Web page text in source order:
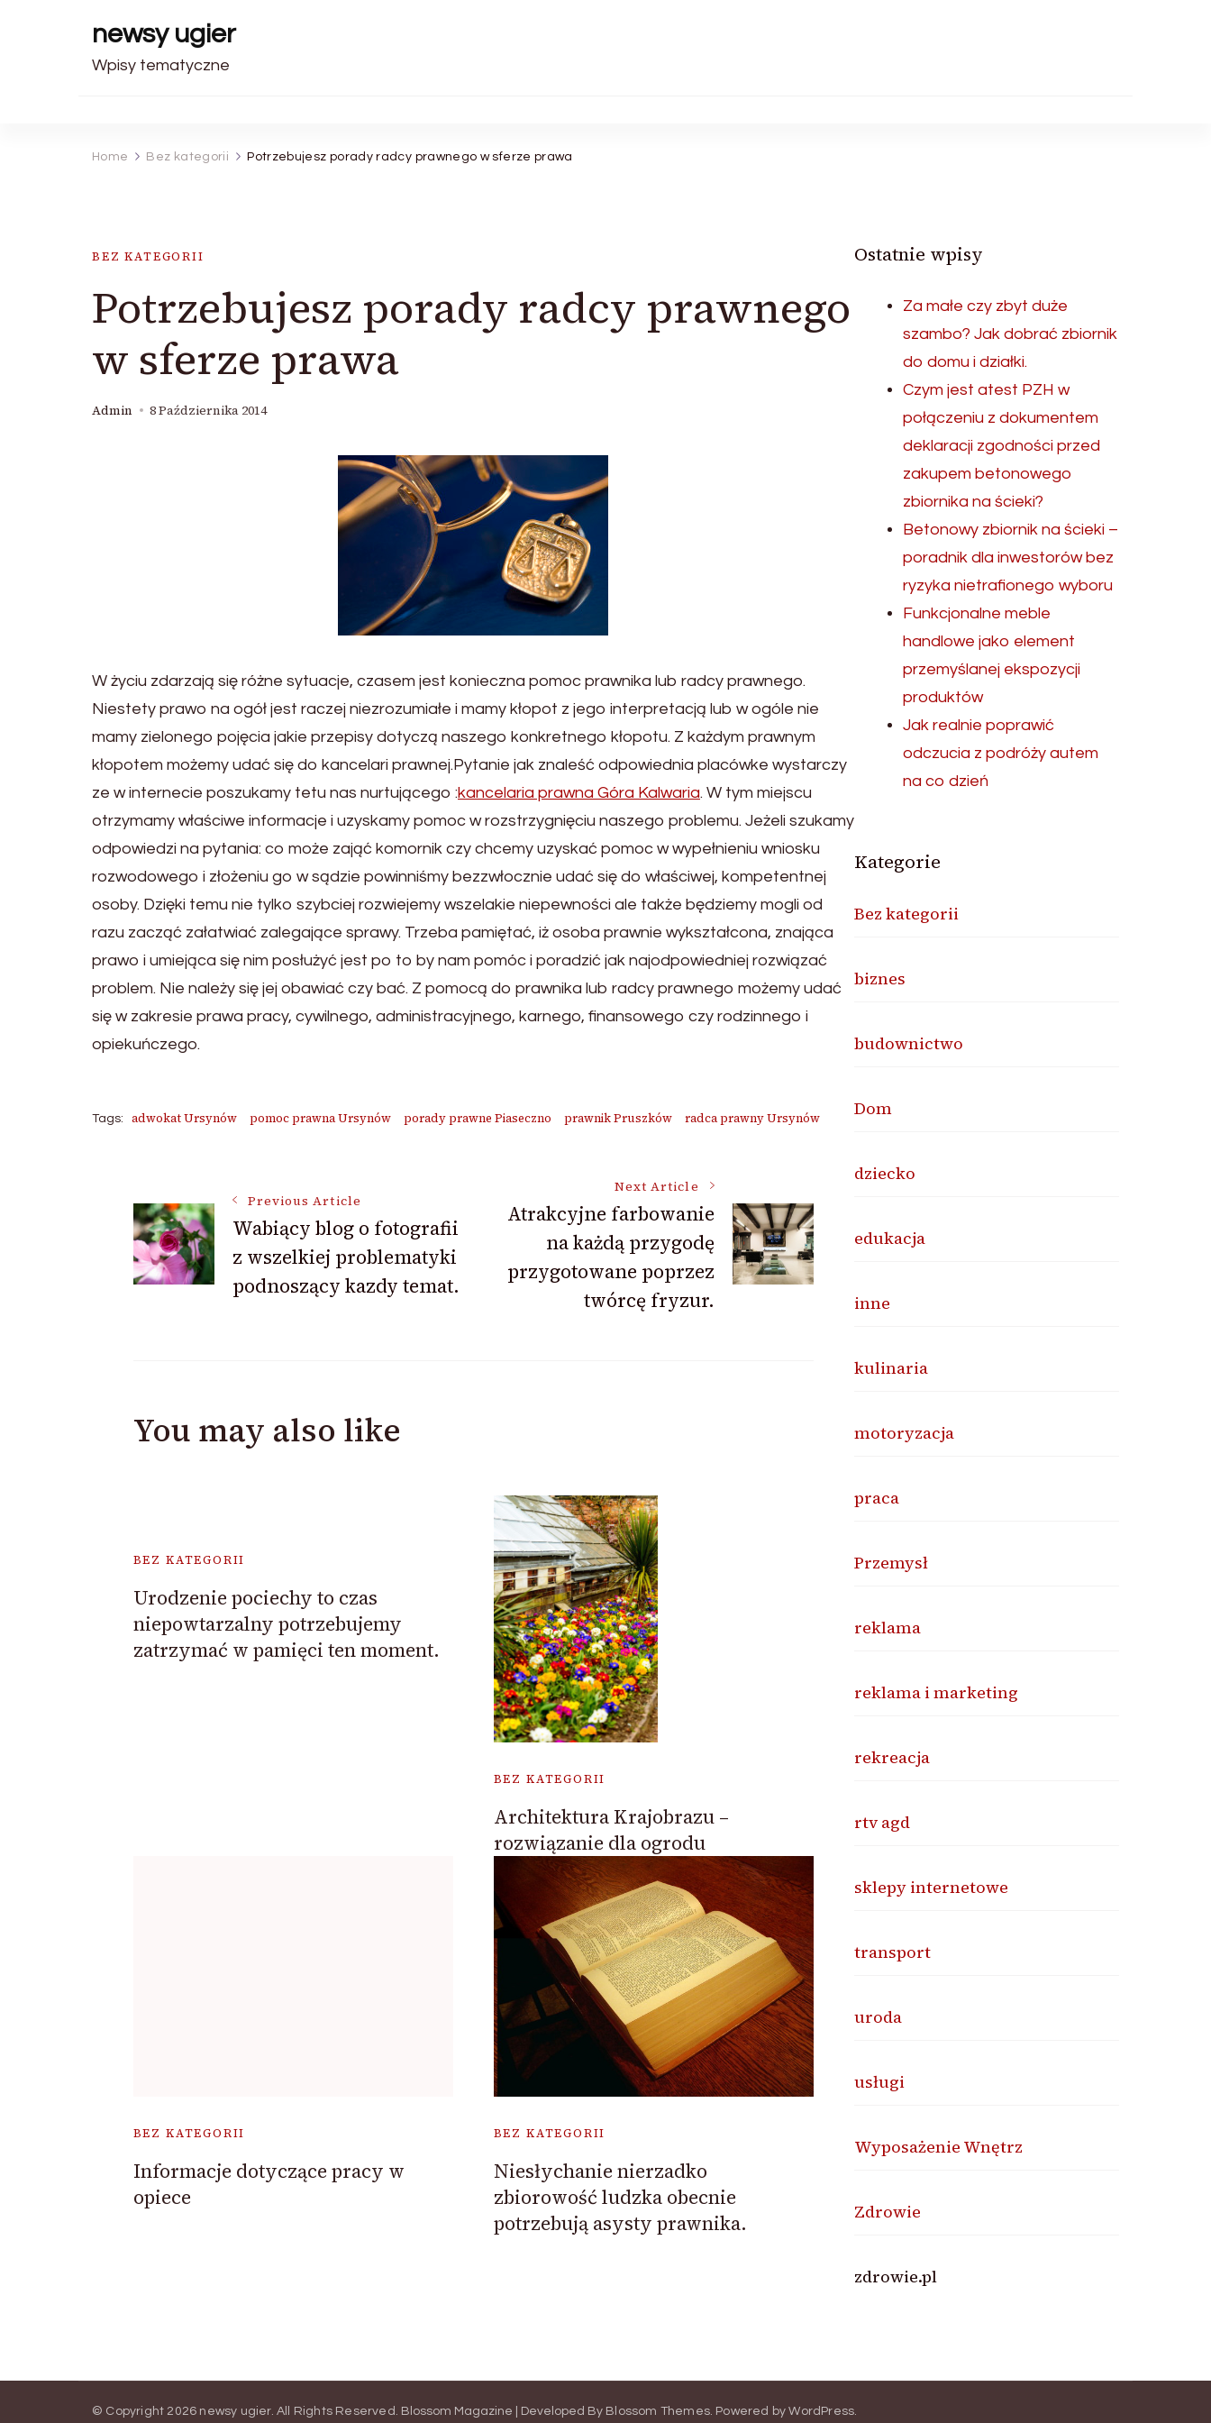
newsy ugier
Wpisy tematyczne
Home Bez kategorii Potrzebujesz porady radcy prawnego w sferze prawa
BEZ KATEGORII
Potrzebujesz porady radcy prawnego
w sferze prawa
Admin 8 Października 2014
W życiu zdarzają się różne sytuacje, czasem jest konieczna pomoc prawnika lub radcy prawnego.
Niestety prawo na ogół jest raczej niezrozumiałe i mamy kłopot z jego interpretacją lub w ogóle nie
mamy zielonego pojęcia jakie przepisy dotyczą naszego konkretnego kłopotu. Z każdym prawnym
kłopotem możemy udać się do kancelari prawnej.Pytanie jak znaleść odpowiednia placówke wystarczy
ze w internecie poszukamy tetu nas nurtującego :kancelaria prawna Góra Kalwaria. W tym miejscu
otrzymamy właściwe informacje i uzyskamy pomoc w rozstrzygnięciu naszego problemu. Jeżeli szukamy
odpowiedzi na pytania: co może zająć komornik czy chcemy uzyskać pomoc w wypełnieniu wniosku
rozwodowego i złożeniu go w sądzie powinniśmy bezzwłocznie udać się do właściwej, kompetentnej
osoby. Dzięki temu nie tylko szybciej rozwiejemy wszelakie niepewności ale także będziemy mogli od
razu zacząć załatwiać zalegające sprawy. Trzeba pamiętać, iż osoba prawnie wykształcona, znająca
prawo i umiejąca się nim posłużyć jest po to by nam pomóc i poradzić jak najodpowiedniej rozwiązać
problem. Nie należy się jej obawiać czy bać. Z pomocą do prawnika lub radcy prawnego możemy udać
się w zakresie prawa pracy, cywilnego, administracyjnego, karnego, finansowego czy rodzinnego i
opiekuńczego.
Tags: adwokat Ursynów pomoc prawna Ursynów porady prawne Piaseczno prawnik Pruszków radca prawny Ursynów
Post
Navigation
Previous Article
Wabiący blog o fotografii
z wszelkiej problematyki
podnoszący kazdy temat.
Next Article
Atrakcyjne farbowanie
na każdą przygodę
przygotowane poprzez
twórcę fryzur.
You may also like
BEZ KATEGORII
Urodzenie pociechy to czas
niepowtarzalny potrzebujemy
zatrzymać w pamięci ten moment.
BEZ KATEGORII
Architektura Krajobrazu –
rozwiązanie dla ogrodu
BEZ KATEGORII
Informacje dotyczące pracy w
opiece
BEZ KATEGORII
Niesłychanie nierzadko
zbiorowość ludzka obecnie
potrzebują asysty prawnika.
Ostatnie wpisy
Za małe czy zbyt duże
szambo? Jak dobrać zbiornik
do domu i działki.
Czym jest atest PZH w
połączeniu z dokumentem
deklaracji zgodności przed
zakupem betonowego
zbiornika na ścieki?
Betonowy zbiornik na ścieki –
poradnik dla inwestorów bez
ryzyka nietrafionego wyboru
Funkcjonalne meble
handlowe jako element
przemyślanej ekspozycji
produktów
Jak realnie poprawić
odczucia z podróży autem
na co dzień
Kategorie
Bez kategorii
biznes
budownictwo
Dom
dziecko
edukacja
inne
kulinaria
motoryzacja
praca
Przemysł
reklama
reklama i marketing
rekreacja
rtv agd
sklepy internetowe
transport
uroda
usługi
Wyposażenie Wnętrz
Zdrowie
zdrowie.pl
© Copyright 2026 newsy ugier. All Rights Reserved. Blossom Magazine | Developed By Blossom Themes. Powered byWordPress.